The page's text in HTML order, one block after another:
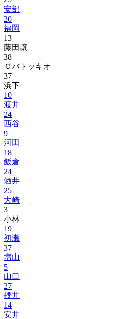
安部
20
福岡
13
藤田譲
38
Ｃバトッキオ
37
浜下
10
渡井
24
西谷
9
河田
18
飯倉
24
酒井
25
大崎
3
小林
19
初瀬
37
増山
5
山口
27
櫻井
14
安井